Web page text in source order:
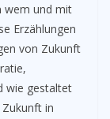
wem und mit
Erzählungen
von Zukunft
wie gestaltet
in